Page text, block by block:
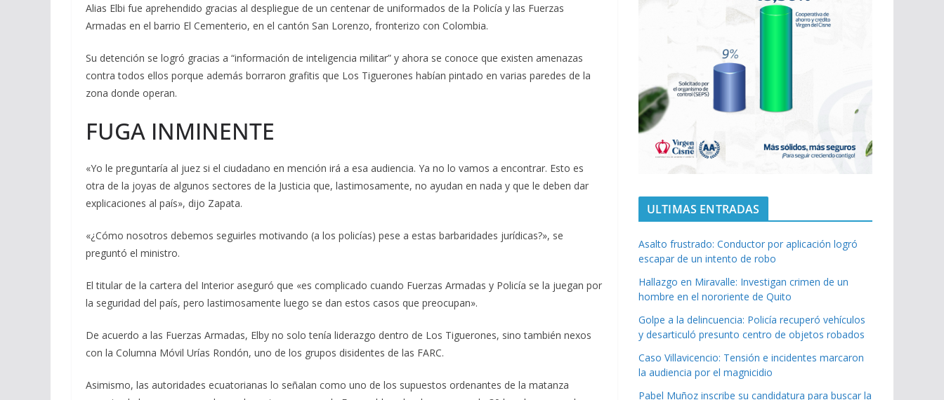
Alias Elbi fue aprehendido gracias al despliegue de un centenar de uniformados de la Policía y las Fuerzas
Armadas en el barrio El Cementerio, en el cantón San Lorenzo, fronterizo con Colombia.
Su detención se logró gracias a “información de inteligencia militar” y ahora se conoce que existen amenazas
contra todos ellos porque además borraron grafitis que Los Tiguerones habían pintado en varias paredes de la
zona donde operan.
FUGA INMINENTE
«Yo le preguntaría al juez si el ciudadano en mención irá a esa audiencia. Ya no lo vamos a encontrar. Esto es
otra de la joyas de algunos sectores de la Justicia que, lastimosamente, no ayudan en nada y que le deben dar
explicaciones al país», dijo Zapata.
«¿Cómo nosotros debemos seguirles motivando (a los policías) pese a estas barbaridades jurídicas?», se
preguntó el ministro.
El titular de la cartera del Interior aseguró que «es complicado cuando Fuerzas Armadas y Policía se la juegan por
la seguridad del país, pero lastimosamente luego se dan estos casos que preocupan».
De acuerdo a las Fuerzas Armadas, Elby no solo tenía liderazgo dentro de Los Tiguerones, sino también nexos
con la Columna Móvil Urías Rondón, uno de los grupos disidentes de las FARC.
Asimismo, las autoridades ecuatorianas lo señalan como uno de los supuestos ordenantes de la matanza
ULTIMAS ENTRADAS
Asalto frustrado: Conductor por aplicación logró
escapar de un intento de robo
Hallazgo en Miravalle: Investigan crimen de un
hombre en el nororiente de Quito
Golpe a la delincuencia: Policía recuperó vehículos
y desarticuló presunto centro de objetos robados
Caso Villavicencio: Tensión e incidentes marcaron
la audiencia por el magnicidio
Pabel Muñoz inscribe su candidatura para buscar la